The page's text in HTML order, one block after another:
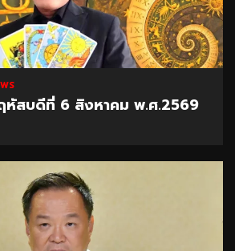
หัสบดีที่ 6 สิงหาคม พ.ศ.2569